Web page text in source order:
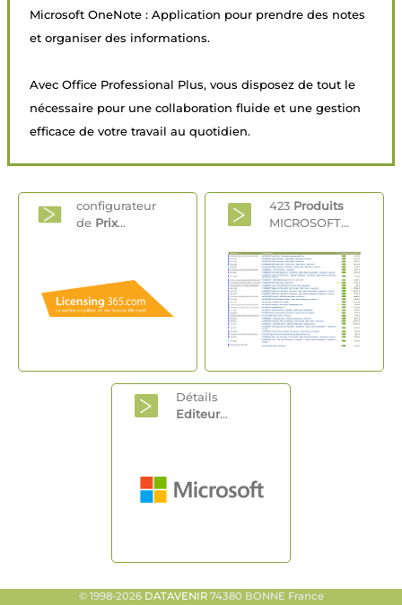
Microsoft OneNote : Application pour prendre des notes
et organiser des informations.
Avec Office Professional Plus, vous disposez de tout le
nécessaire pour une collaboration fluide et une gestion
efficace de votre travail au quotidien.
configurateur
de Prix...
423 Produits
MICROSOFT...
Détails
Editeur...
© 1998-2026 DATAVENIR74380 BONNE France